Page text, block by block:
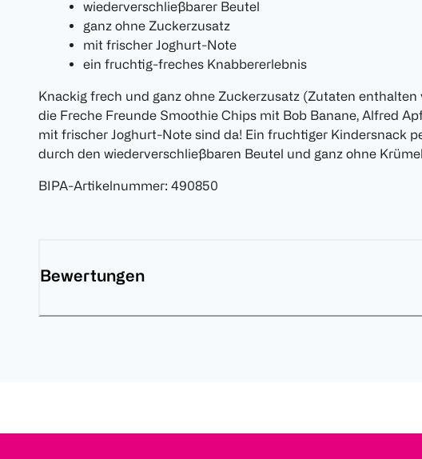
wiederverschließbarer Beutel
ganz ohne Zuckerzusatz
mit frischer Joghurt-Note
ein fruchtig-freches Knabbererlebnis
Knackig frech und ganz ohne Zuckerzusatz (Zutaten enthalten
die Freche Freunde Smoothie Chips mit Bob Banane, Alfred
mit frischer Joghurt-Note sind da! Ein fruchtiger Kindersnack
durch den wiederverschließbaren Beutel und ganz ohne
BIPA-Artikelnummer: 490850
Bewertungen